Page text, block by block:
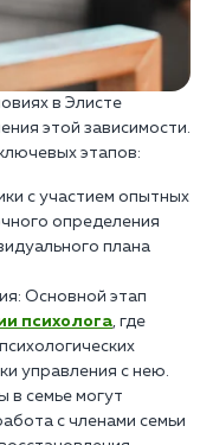
в Элисте
этой зависимости.
этапов:
с участием опытных
определения
плана
Основной этап
психолога, где
управления с нею.
в семье могут
с членами семьи